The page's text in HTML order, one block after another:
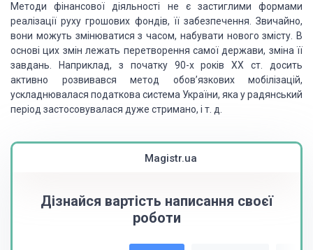
Методи фінансової діяльності не є застиглими формами
реалізації руху грошових фондів, її забезпечення. Звичайно,
вони можуть зміню­ватися з часом, набувати нового змісту. В
основі цих змін лежать пере­творення самої держави, зміна її
завдань. Наприклад, з початку 90-х років XX ст. досить
активно розвивався метод обов’язкових мобіліза­цій,
ускладнювалася податкова система України, яка у радянський
період застосовувалася дуже стримано, і т. д.
Magistr.ua
Дізнайся вартість написання своєї
роботи